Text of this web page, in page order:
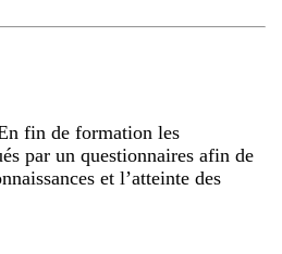
fin de formation les
par un questionnaires afin de
et l’atteinte des